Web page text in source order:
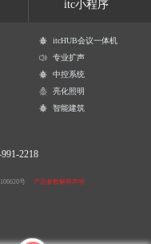
itc小程序
itcHUB会议一体机
专业扩声
中控系统
亮化照明
智能建筑
2218
号 产品参数解释声明